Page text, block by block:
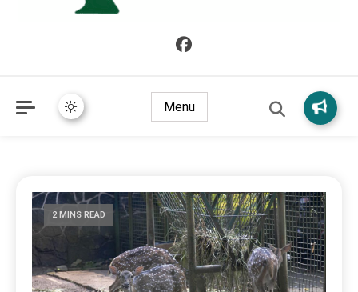
Menu
2 MINS READ